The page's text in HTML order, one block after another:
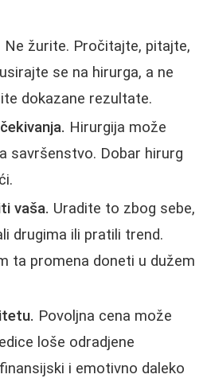
Ne žurite. Pročitajte, pitajte,
se na hirurga, a ne
dokazane rezultate.
Hirurgija može
savršenstvo. Dobar hirurg
vaša. Uradite to zbog sebe,
drugima ili pratili trend.
ta promena doneti u dužem
Povoljna cena može
loše odradjene
i emotivno daleko